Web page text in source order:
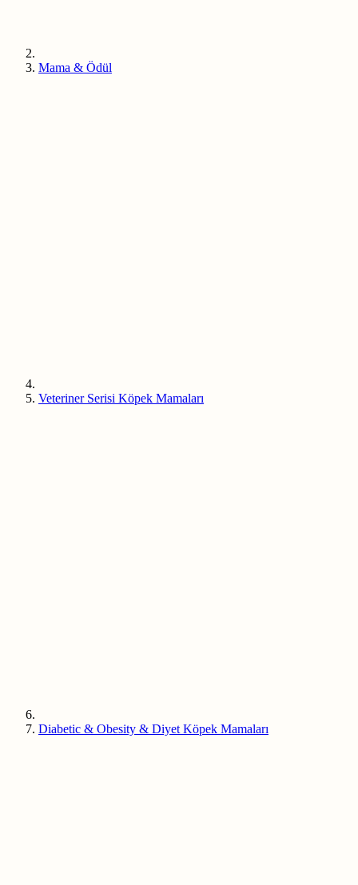
Mama & Ödül
Veteriner Serisi Köpek Mamaları
Diabetic & Obesity & Diyet Köpek Mamaları